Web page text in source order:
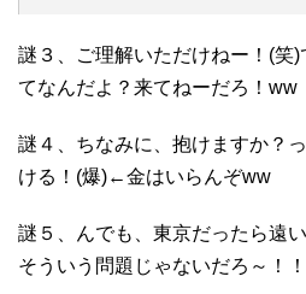
謎３、ご理解いただけねー！(笑
てなんだよ？来てねーだろ！ww
謎４、ちなみに、抱けますか？
ける！(爆)←金はいらんぞww
謎５、んでも、東京だったら遠
そういう問題じゃないだろ～！